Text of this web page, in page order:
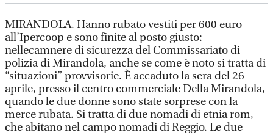
MIRANDOLA. Hanno rubato vestiti per 600 euro
all’Ipercoop e sono finite al posto giusto:
nellecamnere di sicurezza del Commissariato di
polizia di Mirandola, anche se come è noto si tratta di
“situazioni” provvisorie. È accaduto la sera del 26
aprile, presso il centro commerciale Della Mirandola,
quando le due donne sono state sorprese con la
merce rubata. Si tratta di due nomadi di etnia rom,
che abitano nel campo nomadi di Reggio. Le due